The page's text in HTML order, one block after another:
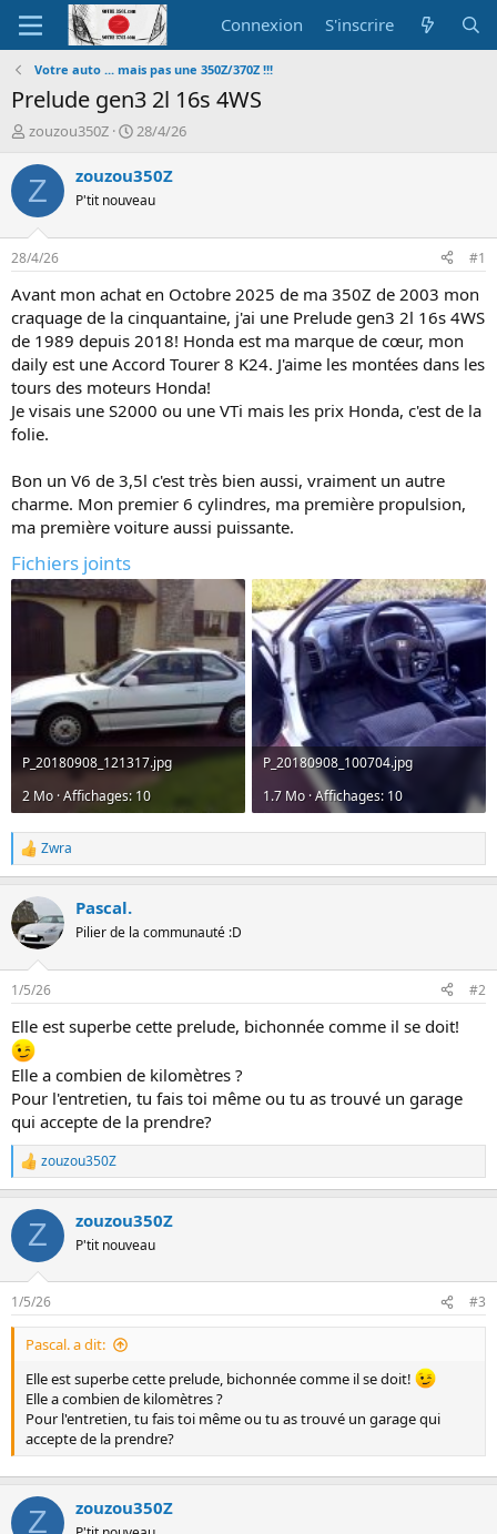
Connexion S'inscrire
Votre auto ... mais pas une 350Z/370Z !!!
Prelude gen3 2l 16s 4WS
A
t
e
r
d
e
l
d
i
s
c
u
s
o
n
zouzou350Z
D
t
d
é
b
u
t
28/4/26
Z zouzou350Z
P'tit nouveau
28/4/26 #1
Avant mon achat en Octobre 2025 de ma 350Z de 2003 mon
craquage de la cinquantaine, j'ai une Prelude gen3 2l 16s 4WS
de 1989 depuis 2018! Honda est ma marque de cœur, mon
daily est une Accord Tourer 8 K24. J'aime les montées dans les
tours des moteurs Honda!
Je visais une S2000 ou une VTi mais les prix Honda, c'est de la
folie.
Bon un V6 de 3,5l c'est très bien aussi, vraiment un autre
charme. Mon premier 6 cylindres, ma première propulsion,
ma première voiture aussi puissante.
Fichiers joints
P_20180908_121317.jpg
2 Mo · Affichages: 10
P_20180908_100704.jpg
1.7 Mo · Affichages: 10
L
e
r
é
a
i
n
s
:
Zwra
Pascal.
Pilier de la communauté :D
1/5/26 #2
Elle est superbe cette prelude, bichonnée comme il se doit!
Elle a combien de kilomètres ?
Pour l'entretien, tu fais toi même ou tu as trouvé un garage
qui accepte de la prendre?
L
e
r
a
i
o
zouzou350Z
Z zouzou350Z
P'tit nouveau
1/5/26 #3
Pascal. a dit:
Elle est superbe cette prelude, bichonnée comme il se doit!
Elle a combien de kilomètres ?
Pour l'entretien, tu fais toi même ou tu as trouvé un garage qui
accepte de la prendre?
Z zouzou350Z